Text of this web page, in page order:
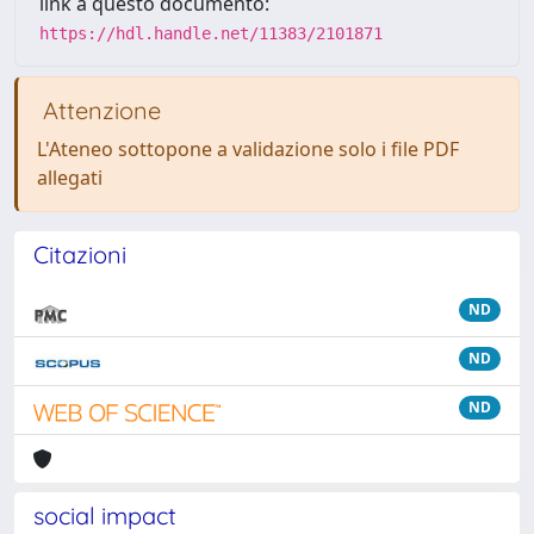
https://hdl.handle.net/11383/2101871
Attenzione
L'Ateneo sottopone a validazione solo i file PDF
allegati
Citazioni
ND
ND
ND
social impact